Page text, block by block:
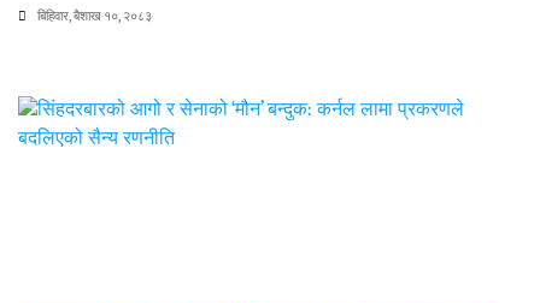
बिहिवार, बैशाख १०, २०८३